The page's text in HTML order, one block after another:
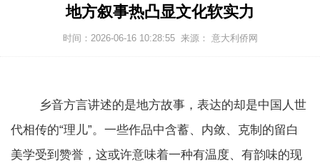
地方叙事热凸显文化软实力
时间：2026-06-16 10:28:55 来源： 意大利侨网
乡音方言讲述的是地方故事，表达的却是中国人世
代相传的“理儿”。一些作品中含蓄、内敛、克制的留白
美学受到赞誉，这或许意味着一种有温度、有韵味的现